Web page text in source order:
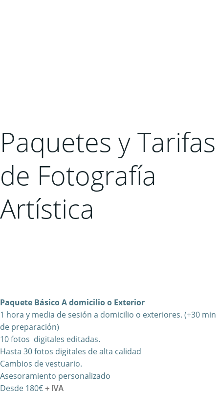
Paquetes y Tarifas
de Fotografía
Artística
Paquete Básico A domicilio o Exterior
1 hora y media de sesión a domicilio o exteriores. (+30 min
de preparación)
10 fotos digitales editadas.
Hasta 30 fotos digitales de alta calidad
Cambios de vestuario.
Asesoramiento personalizado
Desde 180€ + IVA